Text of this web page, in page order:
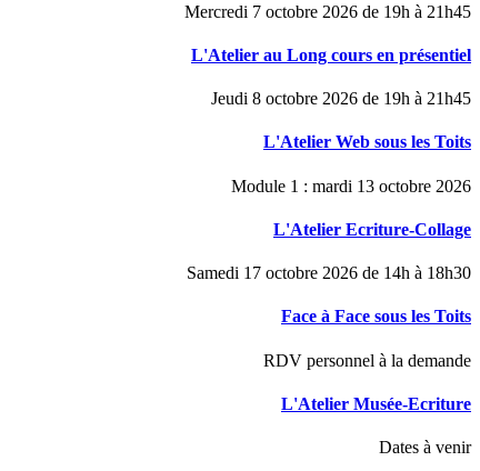
Mercredi 7 octobre 2026 de 19h à 21h45
L'Atelier au Long cours en présentiel
Jeudi 8 octobre 2026 de 19h à 21h45
L'Atelier Web sous les Toits
Module 1 : mardi 13 octobre 2026
L'Atelier Ecriture-Collage
Samedi 17 octobre 2026 de 14h à 18h30
Face à Face sous les Toits
RDV personnel à la demande
L'Atelier Musée-Ecriture
Dates à venir